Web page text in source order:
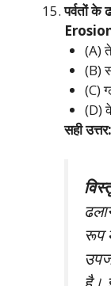
पर्वतों के
(A)
(B)
(C)
(D)
सही
रूप